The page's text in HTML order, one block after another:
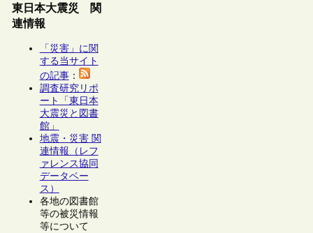
東日本大震災 関
連情報
「災害」に関
する当サイト
の記事：
調査研究リポ
ート「東日本
大震災と図書
館」
地震・災害 関
連情報（レフ
ァレンス協同
データベー
ス）
各地の図書館
等の被災情報
等について